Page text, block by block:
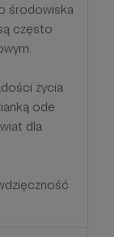
środowiska
często
życia
ode
dla